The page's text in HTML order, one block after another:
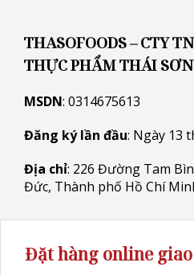
THASOFOODS – CTY
THỰC PHẨM THÁI SƠN
MSDN: 0314675613
Đăng ký lần đầu: Ngày 13
Địa chỉ: 226 Đường Tam
Đức, Thành phố Hồ Chí
Đặt hàng online